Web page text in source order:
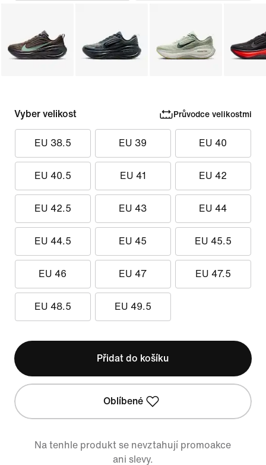
Vyber velikost Průvodce velikostmi
EU 38.5 EU 39 EU 40
EU 40.5 EU 41 EU 42
EU 42.5 EU 43 EU 44
EU 44.5 EU 45 EU 45.5
EU 46 EU 47 EU 47.5
EU 48.5 EU 49.5
Přidat do košíku
Oblíbené
Na tenhle produkt se nevztahují promoakce
ani slevy.